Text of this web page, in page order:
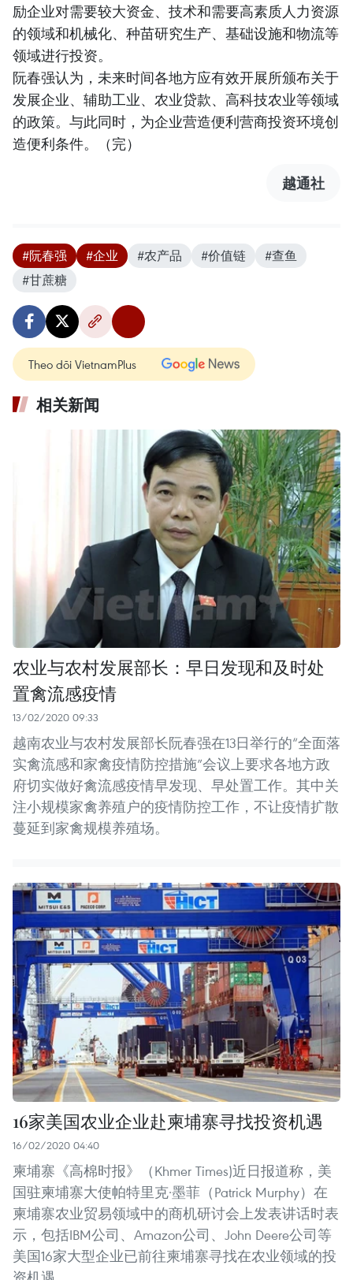
励企业对需要较大资金、技术和需要高素质人力资源
的领域和机械化、种苗研究生产、基础设施和物流等
领域进行投资。
阮春强认为，未来时间各地方应有效开展所颁布关于
发展企业、辅助工业、农业贷款、高科技农业等领域
的政策。与此同时，为企业营造便利营商投资环境创
造便利条件。（完）
越通社
#阮春强 #企业 #农产品 #价值链
#查鱼
#甘蔗糖
Theo dõi VietnamPlus
相关新闻
农业与农村发展部长：早日发现和及时处
置禽流感疫情
13/02/2020 09:33
越南农业与农村发展部长阮春强在13日举行的“全面落
实禽流感和家禽疫情防控措施”会议上要求各地方政
府切实做好禽流感疫情早发现、早处置工作。其中关
注小规模家禽养殖户的疫情防控工作，不让疫情扩散
蔓延到家禽规模养殖场。
16家美国农业企业赴柬埔寨寻找投资机遇
16/02/2020 04:40
柬埔寨《高棉时报》（Khmer Times)近日报道称，美
国驻柬埔寨大使帕特里克·墨菲（Patrick Murphy）在
柬埔寨农业贸易领域中的商机研讨会上发表讲话时表
示，包括IBM公司、Amazon公司、John Deere公司等
美国16家大型企业已前往柬埔寨寻找在农业领域的投